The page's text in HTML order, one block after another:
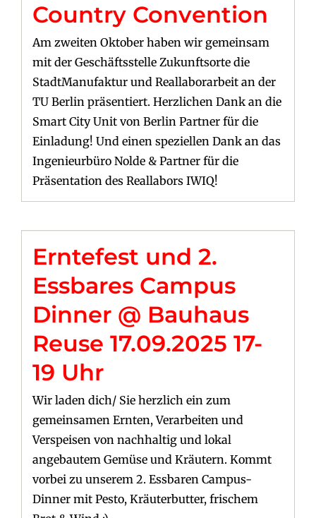
Country Convention
Am zweiten Oktober haben wir gemeinsam
mit der Geschäftsstelle Zukunftsorte die
StadtManufaktur und Reallaborarbeit an der
TU Berlin präsentiert. Herzlichen Dank an die
Smart City Unit von Berlin Partner für die
Einladung! Und einen speziellen Dank an das
Ingenieurbüro Nolde & Partner für die
Präsentation des Reallabors IWIQ!
Erntefest und 2.
Essbares Campus
Dinner @ Bauhaus
Reuse 17.09.2025 17-
19 Uhr
Wir laden dich/ Sie herzlich ein zum
gemeinsamen Ernten, Verarbeiten und
Verspeisen von nachhaltig und lokal
angebautem Gemüse und Kräutern. Kommt
vorbei zu unserem 2. Essbaren Campus-
Dinner mit Pesto, Kräuterbutter, frischem